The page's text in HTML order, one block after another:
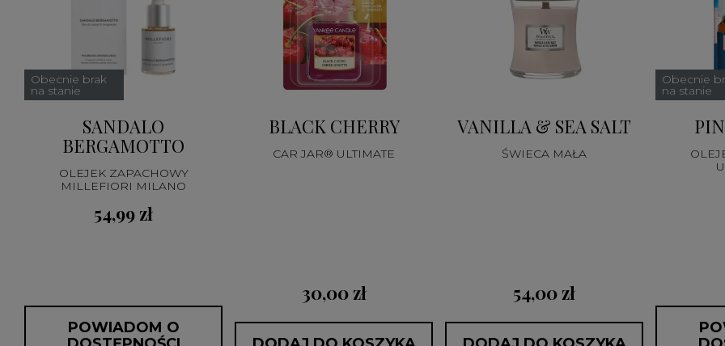
Obecnie brak
na stanie
SANDALO
BERGAMOTTO
OLEJEK ZAPACHOWY
MILLEFIORI MILANO
54,99 zł
POWIADOM O
BLACK CHERRY
CAR JAR® ULTIMATE
30,00 zł
VANILLA & SEA SALT
ŚWIECA MAŁA
54,00 zł
Obecnie
na stanie